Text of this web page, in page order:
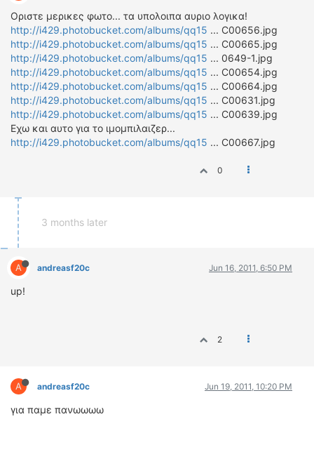
Oριστε μερικες φωτο... τα υπολοιπα αυριο λογικα!
http://i429.photobucket.com/albums/qq15 ... C00656.jpg
http://i429.photobucket.com/albums/qq15 ... C00665.jpg
http://i429.photobucket.com/albums/qq15 ... 0649-1.jpg
http://i429.photobucket.com/albums/qq15 ... C00654.jpg
http://i429.photobucket.com/albums/qq15 ... C00664.jpg
http://i429.photobucket.com/albums/qq15 ... C00631.jpg
http://i429.photobucket.com/albums/qq15 ... C00639.jpg
Εχω και αυτο για το ιμομπιλαιζερ...
http://i429.photobucket.com/albums/qq15 ... C00667.jpg
0
3 months later
A andreasf20c Jun 16, 2011, 6:50 PM
up!
2
A andreasf20c Jun 19, 2011, 10:20 PM
για παμε πανωωωω